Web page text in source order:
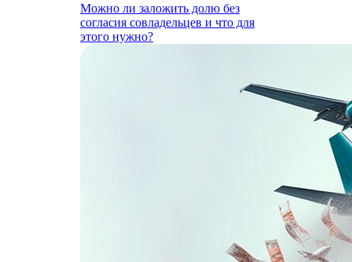
Можно ли заложить долю без
согласия совладельцев и что для
этого нужно?